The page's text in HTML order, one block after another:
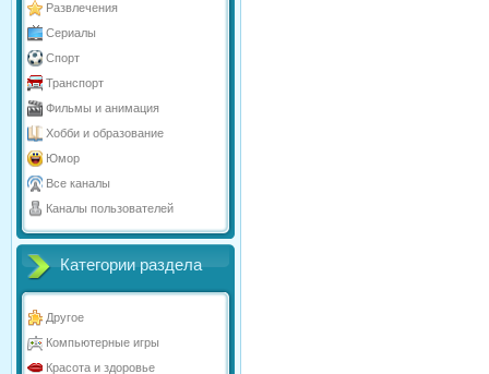
Развлечения
Сериалы
Спорт
Транспорт
Фильмы и анимация
Хобби и образование
Юмор
Все каналы
Каналы пользователей
Категории раздела
Другое
Компьютерные игры
Красота и здоровье